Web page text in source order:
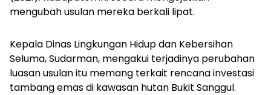
mengubah usulan mereka berkali lipat.
Kepala Dinas Lingkungan Hidup dan Kebersihan
Seluma, Sudarman, mengakui terjadinya perubahan
luasan usulan itu memang terkait rencana investasi
tambang emas di kawasan hutan Bukit Sanggul.